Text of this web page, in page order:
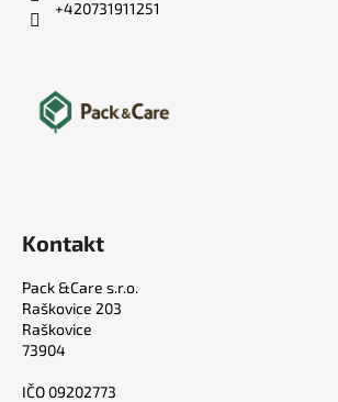
+420731911251
Kontakt
Pack &Care s.r.o.
Raškovice 203
Raškovice
73904
IČO 09202773